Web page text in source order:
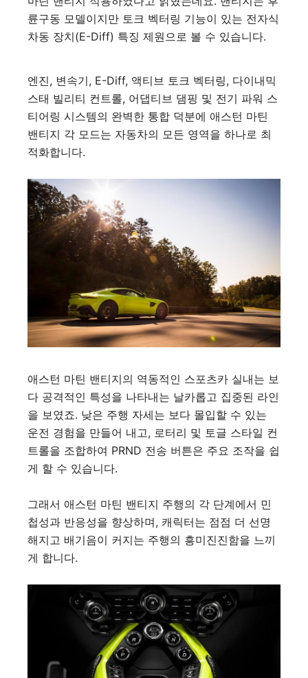
륜구동 모델이지만 토크 벡터링 기능이 있는 전자식
차동 장치(E-Diff) 특징 제원으로 볼 수 있습니다.
엔진, 변속기, E-Diff, 액티브 토크 벡터링, 다이내믹
스태 빌리티 컨트롤, 어댑티브 댐핑 및 전기 파워 스
티어링 시스템의 완벽한 통합 덕분에 애스턴 마틴
밴티지 각 모드는 자동차의 모든 영역을 하나로 최
적화합니다.
애스턴 마틴 밴티지의 역동적인 스포츠카 실내는 보
다 공격적인 특성을 나타내는 날카롭고 집중된 라인
을 보였죠. 낮은 주행 자세는 보다 몰입할 수 있는
운전 경험을 만들어 내고, 로터리 및 토글 스타일 컨
트롤을 조합하여 PRND 전송 버튼은 주요 조작을 쉽
게 할 수 있습니다.
그래서 애스턴 마틴 밴티지 주행의 각 단계에서 민
첩성과 반응성을 향상하며, 캐릭터는 점점 더 선명
해지고 배기음이 커지는 주행의 흥미진진함을 느끼
게 합니다.